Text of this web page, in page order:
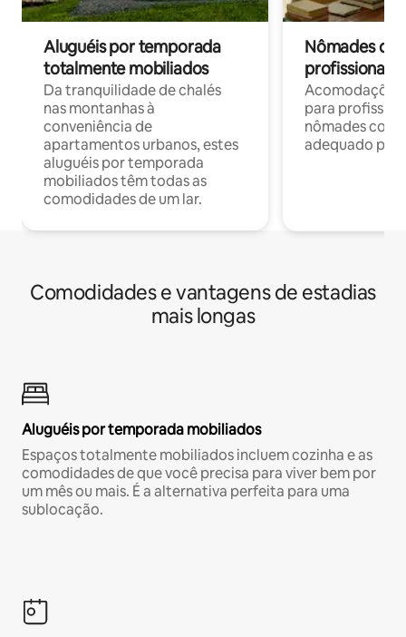
Aluguéis por temporada
totalmente mobiliados
Da tranquilidade de chalés
nas montanhas à
conveniência de
apartamentos urbanos, estes
aluguéis por temporada
mobiliados têm todas as
comodidades de um lar.
Nômades
profissionais
para
nômades com
adequado
Comodidades e vantagens de estadias
mais longas
Aluguéis por temporada mobiliados
Espaços totalmente mobiliados incluem cozinha e as
comodidades de que você precisa para viver bem por
um mês ou mais. É a alternativa perfeita para uma
sublocação.